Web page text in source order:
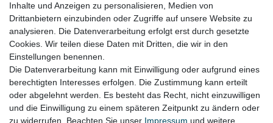
Audi A8 4H Bj. 2009 - 2017 (CDSB, CTEC)
Audi Q7 Bj. 06/2009 - 2015 (CCFA, CCFC)
VW Touareg 7P Bj. 2010 - 2018 ( CKDA)
Lieferzeit etwa 1 bis 3 Werktage
Inhalte und Anzeigen zu personalisieren, Medien von
Drittanbietern einzubinden oder Zugriffe auf unsere Website zu
analysieren. Die Datenverarbeitung erfolgt erst durch gesetzte
Cookies. Wir teilen diese Daten mit Dritten, die wir in den
Einstellungen benennen.
Die Datenverarbeitung kann mit Einwilligung oder aufgrund eines
berechtigten Interesses erfolgen. Die Zustimmung kann erteilt
oder abgelehnt werden. Es besteht das Recht, nicht einzuwilligen
und die Einwilligung zu einem späteren Zeitpunkt zu ändern oder
zu widerrufen. Beachten Sie unser Impressum und weitere